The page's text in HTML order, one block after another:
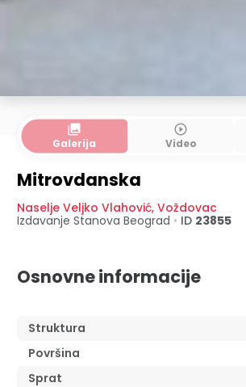
collections
Galerija
play_circle_outline
Video
Mitrovdanska
Naselje Veljko Vlahović, Voždovac
Izdavanje Stanova Beograd • ID 23855
Osnovne informacije
Struktura
Površina
Sprat